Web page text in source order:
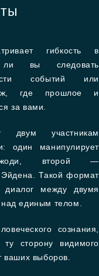
гибкость в
ли вы следовать
событий или
где прошлое и
за вами.
двум участникам
один манипулирует
Джоди, второй —
Эйдена. Такой формат
диалог между двумя
единым телом.
сознания,
сторону видимого
ваших выборов.